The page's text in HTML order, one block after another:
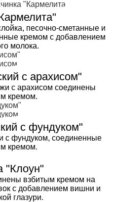
песочно-сметанные и
кремом с добавлением
молока.
с арахисом"
с арахисом соединены
кремом.
с фундуком"
с фундуком, соединенные
кремом.
"Клоун"
взбитым кремом на
с добавлением вишни и
глазури.